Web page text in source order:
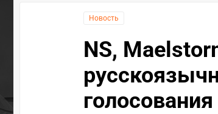
Новость
NS,